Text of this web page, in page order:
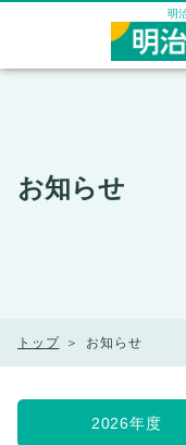
メニューを飛ばして本
明
お知らせ
トップ お知らせ
2026年度